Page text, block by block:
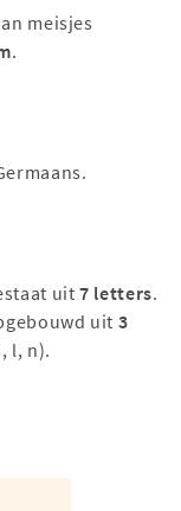
meisjes
.
uit7 letters.
uit 3
l, n).